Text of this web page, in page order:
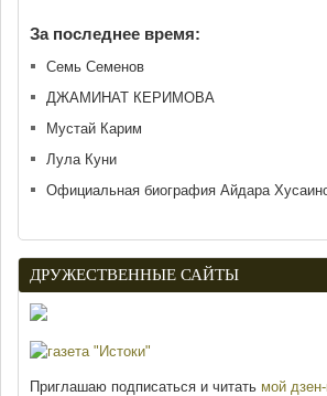
За последнее время:
Семь Семенов
ДЖАМИНАТ КЕРИМОВА
Мустай Карим
Лула Куни
Официальная биография Айдара
ДРУЖЕСТВЕННЫЕ САЙТЫ
Приглашаю подписаться и читать мой